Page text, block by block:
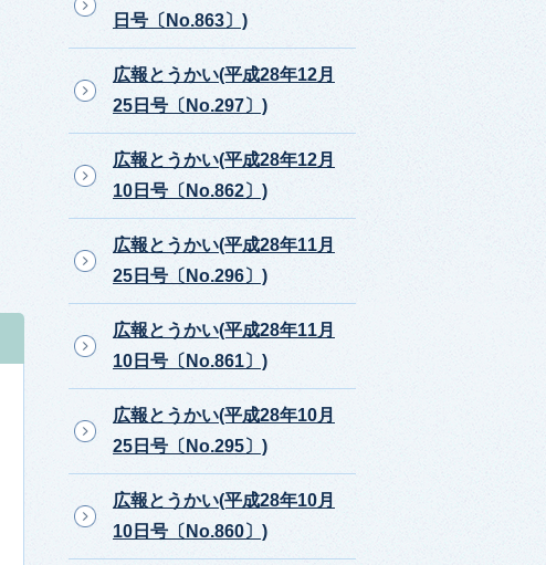
日号〔No.863〕)
広報とうかい(平成28年12月
25日号〔No.297〕)
広報とうかい(平成28年12月
10日号〔No.862〕)
広報とうかい(平成28年11月
25日号〔No.296〕)
広報とうかい(平成28年11月
10日号〔No.861〕)
広報とうかい(平成28年10月
25日号〔No.295〕)
広報とうかい(平成28年10月
10日号〔No.860〕)